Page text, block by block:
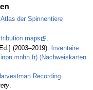
Atlas der Spinnentiere
maps
(2003–2019):
Inventaire
(Nachweiskarten
Recording
.